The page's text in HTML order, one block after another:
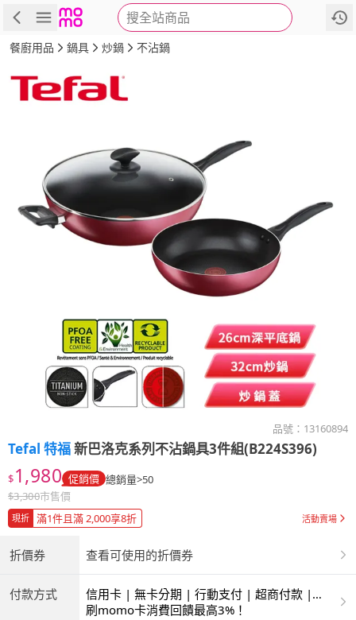
搜全站商品
商品 評價 詳情
餐廚用品 鍋具 炒鍋 不沾鍋
品號： 13160894
Tefal 特福新巴洛克系列不沾鍋具3件組(B224S396)
$1,980 促銷價 總銷量>50
$3,300市售價
現折 滿1件且滿 2,000享8折 活動賣場
折價券 查看可使用的折價券
付款方式
信用卡 | 無卡分期 | 行動支付 | 超商付款 |
ATM | 銀聯卡
刷momo卡消費回饋最高3%！